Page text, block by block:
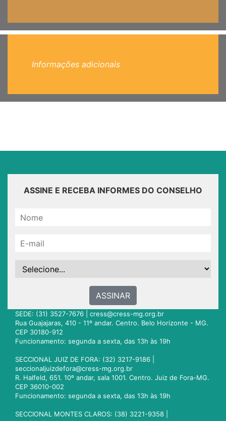
Informações adicionais
ASSINE E RECEBA INFORMES DO CONSELHO
ASSINAR
SEDE: (31) 3527-7676 | cress@cress-mg.org.br
Rua Guajajaras, 410 - 11º andar. Centro. Belo Horizonte - MG.
CEP 30180-912
Funcionamento: segunda a sexta, das 13h às 19h
SECCIONAL JUIZ DE FORA: (32) 3217-9186 |
seccionaljuizdefora@cress-mg.org.br
R. Halfeld, 651. 10º andar, sala 1001. Centro. Juiz de Fora-MG.
CEP 36010-002
Funcionamento: segunda a sexta, das 13h às 19h
SECCIONAL MONTES CLAROS: (38) 3221-9358 |